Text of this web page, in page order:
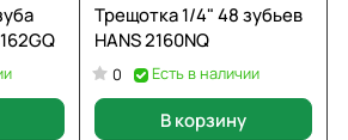
Трещотка 1/4" 48 зубьев
HANS 2160NQ
0 Есть в наличии
В корзину